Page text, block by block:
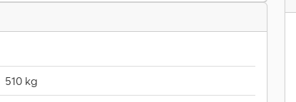
510 kg